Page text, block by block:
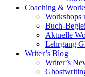
Coaching &
Workshops
Buch-
Aktuelle
Lehrgang
Writer’s Blog
Writer’s